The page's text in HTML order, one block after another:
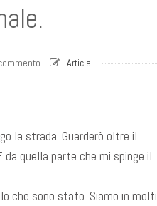
Article
la strada. Guarderò oltre il
quella parte che mi spinge il
che sono stato. Siamo in molti